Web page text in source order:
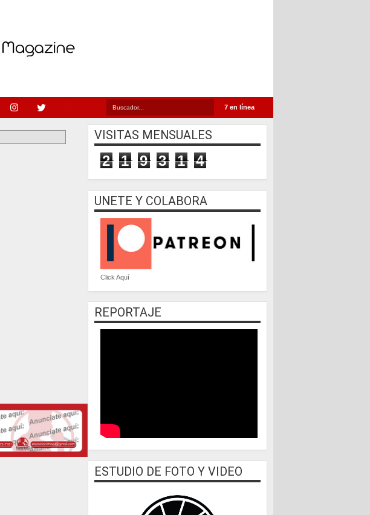
7 en línea
VISITAS MENSUALES
2 1 9 3 1 4
UNETE Y COLABORA
Click Aquí
REPORTAJE
ESTUDIO DE FOTO Y VIDEO